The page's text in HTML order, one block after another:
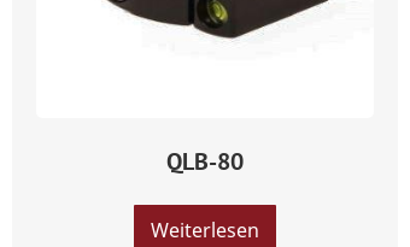
QLB-80
Weiterlesen